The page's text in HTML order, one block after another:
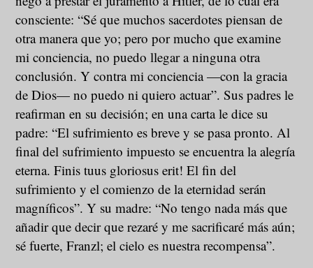
consciente: “Sé que muchos sacerdotes piensan de
otra manera que yo; pero por mucho que examine
mi conciencia, no puedo llegar a ninguna otra
conclusión. Y contra mi conciencia —con la gracia
de Dios— no puedo ni quiero actuar”. Sus padres le
reafirman en su decisión; en una carta le dice su
padre: “El sufrimiento es breve y se pasa pronto. Al
final del sufrimiento impuesto se encuentra la alegría
eterna. Finis tuus gloriosus erit! El fin del
sufrimiento y el comienzo de la eternidad serán
magníficos”. Y su madre: “No tengo nada más que
añadir que decir que rezaré y me sacrificaré más aún;
sé fuerte, Franzl; el cielo es nuestra recompensa”.